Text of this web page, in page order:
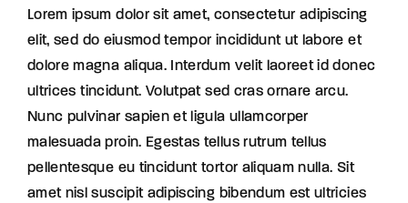
Lorem ipsum dolor sit amet, consectetur adipiscing
elit, sed do eiusmod tempor incididunt ut labore et
dolore magna aliqua. Interdum velit laoreet id donec
ultrices tincidunt. Volutpat sed cras ornare arcu.
Nunc pulvinar sapien et ligula ullamcorper
malesuada proin. Egestas tellus rutrum tellus
pellentesque eu tincidunt tortor aliquam nulla. Sit
amet nisl suscipit adipiscing bibendum est ultricies